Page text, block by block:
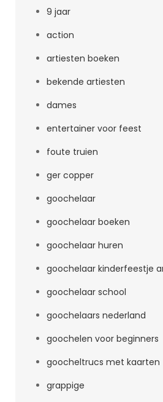
9 jaar
action
artiesten boeken
bekende artiesten
dames
entertainer voor feest
foute truien
ger copper
goochelaar
goochelaar boeken
goochelaar huren
goochelaar kinderfeestje
goochelaar school
goochelaars nederland
goochelen voor beginners
goocheltrucs met kaarten
grappige